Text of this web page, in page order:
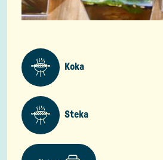
Koka
Steka